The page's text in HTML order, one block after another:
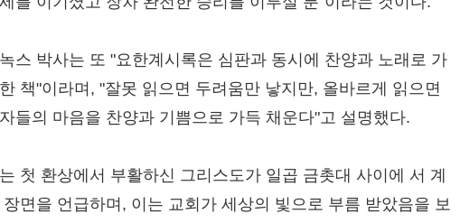
스 박사는 또 "요한계시록은 심판과 동시에 찬양과 노래로 가
책"이라며, "잘못 읽으면 두려움만 낳지만, 올바르게 읽으면
들의 마음을 찬양과 기쁨으로 가득 채운다"고 설명했다.
첫 환상에서 부활하신 그리스도가 일곱 금촛대 사이에 서 계
장면을 언급하며, 이는 교회가 세상의 빛으로 부름 받았음을 보